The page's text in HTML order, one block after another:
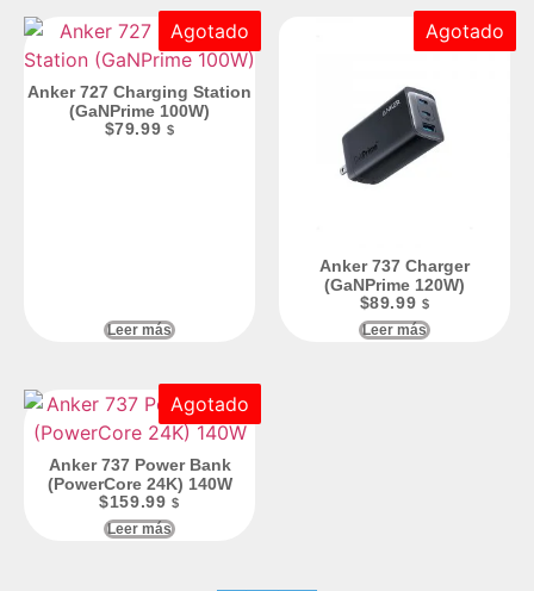
Agotado
Anker 727 Charging Station
(GaNPrime 100W)
$79.99 $
Leer más
Agotado
Anker 737 Charger
(GaNPrime 120W)
$89.99 $
Leer más
Agotado
Anker 737 Power Bank
(PowerCore 24K) 140W
$159.99 $
Leer más